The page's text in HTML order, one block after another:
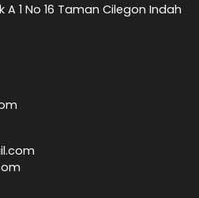
A 1 No 16 Taman Cilegon Indah